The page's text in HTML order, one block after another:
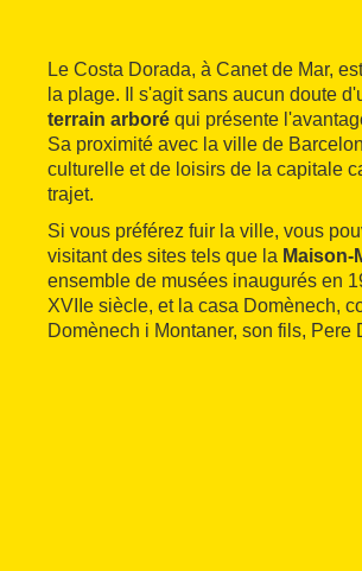
Le Costa Dorada, à Canet de Mar,
la plage. Il s'agit sans aucun doute
terrain arboré qui présente
Sa proximité avec la ville de
culturelle et de loisirs de la capitale
trajet.
Si vous préférez fuir la ville, vous
visitant des sites tels que la Maison-
ensemble de musées inaugurés en
XVIIe siècle, et la casa Domènech,
Domènech i Montaner, son fils,